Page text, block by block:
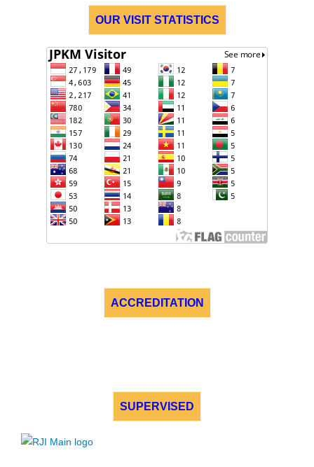
OUR VISIT STATISTICS
ACCREDITATION
SUPERVISED